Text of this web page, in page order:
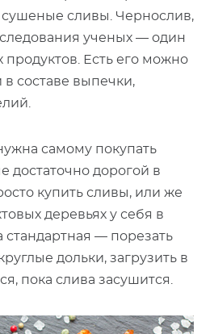
сливы. Чернослив,
ученых — один
Есть его можно
в составе выпечки,
самому покупать
достаточно дорогой в
купить сливы, или же
деревьях у себя в
стандартная — порезать
дольки, загрузить в
пока слива засушится.